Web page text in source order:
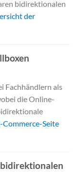
bidirektionalen
der
Fachhändlern als
die Online-
Commerce-Seite